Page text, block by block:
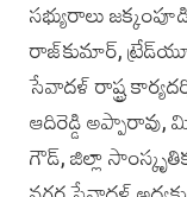
సభ్యురాలు
రాజ్‌కుమార్,
సేవాదళ్ రాష్ట్ర
ఆదిరెడ్డి
గౌడ్, జిల్లా